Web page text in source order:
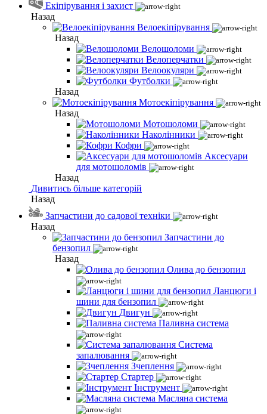
Екіпірування і захист
Назад
Велоекіпірування
Назад
Велошоломи
Велоперчатки
Велоокуляри
Футболки
Назад
Мотоекіпірування
Назад
Мотошоломи
Наколінники
Кофри
Аксесуари
для мотошоломів
Назад
Дивитись більше категорій
Назад
Запчастини до садової техніки
Назад
Запчастини до
бензопил
Назад
Олива до бензопил
Ланцюги і
шини для бензопил
Двигун
Паливна система
Система
запалювання
Зчеплення
Стартер
Інструмент
Масляна система